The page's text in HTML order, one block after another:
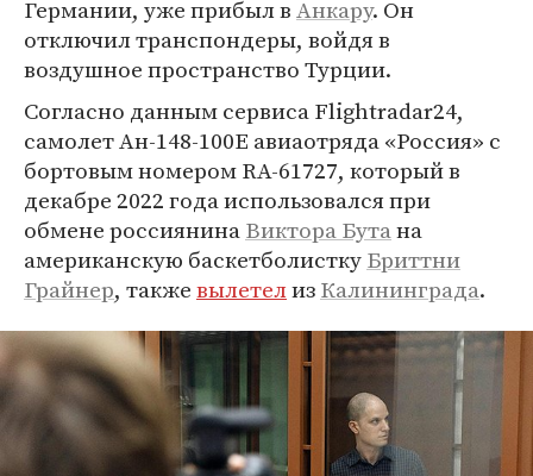
Германии, уже прибыл вАнкару. Он
отключил транспондеры, войдя в
воздушное пространство Турции.
Согласно данным сервиса Flightradar24,
самолет Ан-148-100Е авиаотряда «Россия» с
бортовым номером RA-61727, который в
декабре 2022 года использовался при
обмене россиянинаВиктора Бутана
американскую баскетболисткуБриттни
Грайнер, такжевылетелизКалининграда.